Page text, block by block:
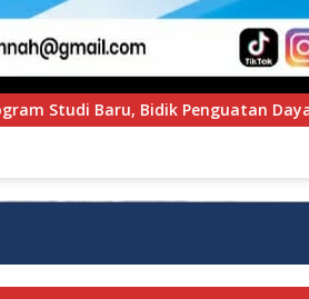
Saing Perguruan Tinggi.